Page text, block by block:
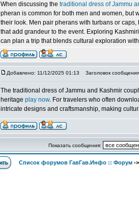
When discussing the traditional dress of Jammu
pheran is common for both men and women, but
their look. Men pair pherans with turbans or
that add grandeur to the event. Exploring
can plan a trip that blends cultural exploration
Добавлено: 11/12/2025 01:13 Заголовок
The traditional dress of Jammu and Kashmir
heritage play now. For travelers who often
intricate designs and craftsmanship, making
Показать сообщения:
Список форумов ГавГав.Инфо :: Форум -